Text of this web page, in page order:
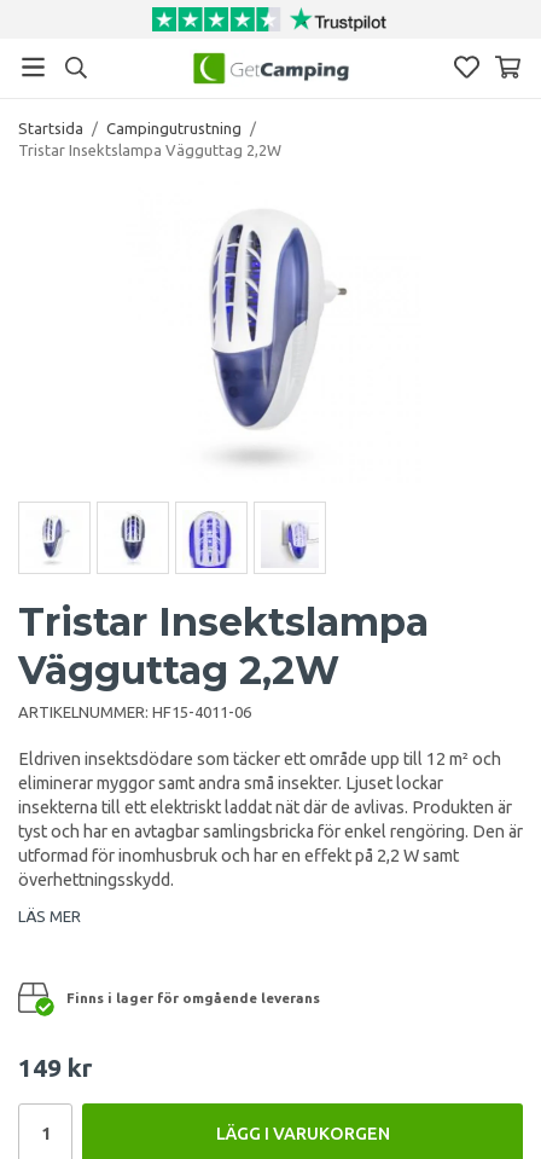
Startsida / Campingutrustning
/
Tristar Insektslampa Vägguttag 2,2W
Tristar Insektslampa
Vägguttag 2,2W
ARTIKELNUMMER: HF15-4011-06
Eldriven insektsdödare som täcker ett område upp till 12 m² och
eliminerar myggor samt andra små insekter. Ljuset lockar
insekterna till ett elektriskt laddat nät där de avlivas. Produkten är
tyst och har en avtagbar samlingsbricka för enkel rengöring. Den är
utformad för inomhusbruk och har en effekt på 2,2 W samt
överhettningsskydd.
LÄS MER
Finns i lager för omgående leverans
149 kr
LÄGG I VARUKORGEN